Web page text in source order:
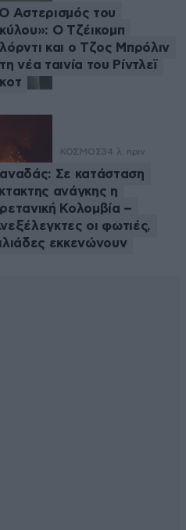
Αστερισμός του
Ο Τζέικομπ
και ο Τζος Μπρόλιν
νέα ταινία του Ρίντλεϊ
ΚΟΣΜΟΣ34 λ. πριν
Σε κατάσταση
ανάγκης η
Κολομβία –
οι φωτιές,
εκκενώνουν